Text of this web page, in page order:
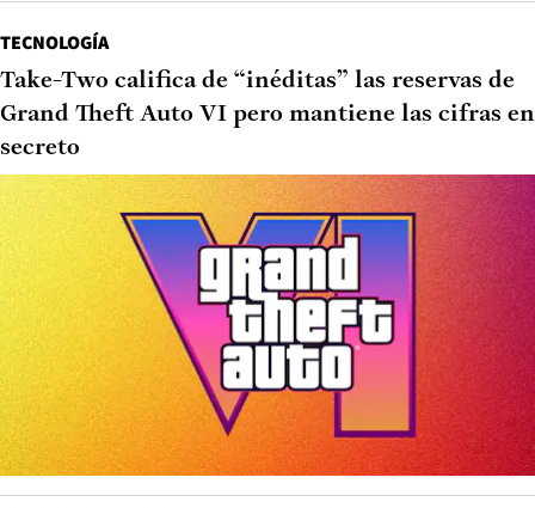
TECNOLOGÍA
Take-Two califica de “inéditas” las reservas de
Grand Theft Auto VI pero mantiene las cifras en
secreto